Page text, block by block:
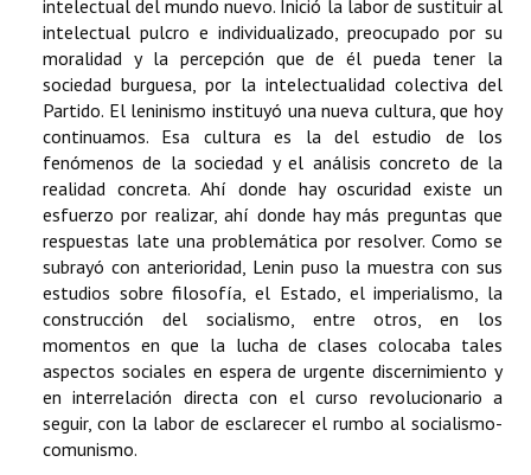
intelectual del mundo nuevo. Inició la labor de sustituir al
intelectual pulcro e individualizado, preocupado por su
moralidad y la percepción que de él pueda tener la
sociedad burguesa, por la intelectualidad colectiva del
Partido. El leninismo instituyó una nueva cultura, que hoy
continuamos. Esa cultura es la del estudio de los
fenómenos de la sociedad y el análisis concreto de la
realidad concreta. Ahí donde hay oscuridad existe un
esfuerzo por realizar, ahí donde hay más preguntas que
respuestas late una problemática por resolver. Como se
subrayó con anterioridad, Lenin puso la muestra con sus
estudios sobre filosofía, el Estado, el imperialismo, la
construcción del socialismo, entre otros, en los
momentos en que la lucha de clases colocaba tales
aspectos sociales en espera de urgente discernimiento y
en interrelación directa con el curso revolucionario a
seguir, con la labor de esclarecer el rumbo al socialismo-
comunismo.